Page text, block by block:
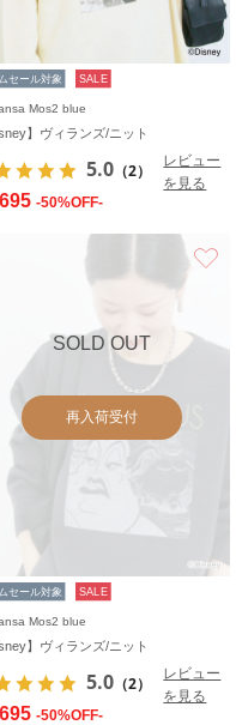
セール対象 SALE
Mos2 blue
】ヴィランズ/ニット
5.0 （2）
レビュー
を見る
-50%OFF-
SOLD OUT
再入荷受付
セール対象 SALE
Mos2 blue
】ヴィランズ/ニット
5.0 （2）
レビュー
を見る
-50%OFF-